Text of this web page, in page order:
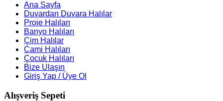
Ana Sayfa
Duvardan Duvara Halılar
Proje Halıları
Banyo Halıları
Çim Halılar
Cami Halıları
Çocuk Halıları
Bize Ulaşın
Giriş Yap / Üye Ol
Alışveriş Sepeti